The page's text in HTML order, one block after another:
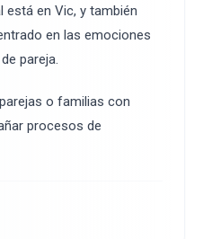
está en Vic, y también
en las emociones
pareja.
o familias con
procesos de